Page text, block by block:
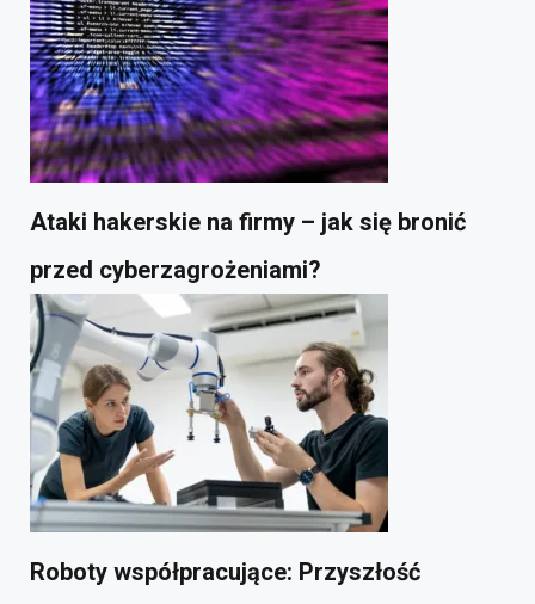
Ataki hakerskie na firmy – jak się bronić
przed cyberzagrożeniami?
Roboty współpracujące: Przyszłość